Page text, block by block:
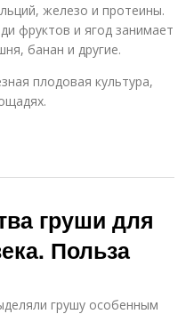
железо и протеины.
фруктов и ягод занимает
банан и другие.
плодовая культура,
груши для
Польза
грушу особенным